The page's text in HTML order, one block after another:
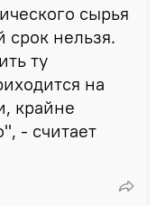
сырья
срок нельзя.
ту
на
крайне
- считает